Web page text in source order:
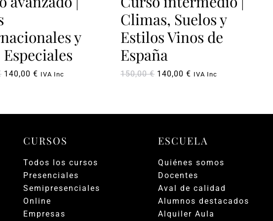
y
El
150,00 €.
140,00 € El
140,00 €.
IVA Inc
Climas, Suelos y
Estilos Vinos de
España
150,00€ El
150,00 €.
140,00 € El
140,00 €.
IVA Inc
CURSOS
Todos los cursos
Presenciales
Semipresenciales
Online
Empresas
ESCUELA
Quiénes somos
Docentes
Aval de calidad
Alumnos destacados
Alquiler Aula